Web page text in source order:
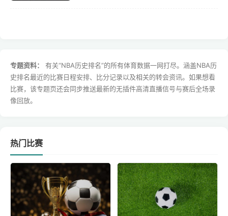
专题资料：
有关“NBA历史排名”的所有体育数据一网打尽。涵盖NBA历
史排名最近的比赛日程安排、比分记录以及相关的转会资讯。如果想看
比赛，该专题页还会同步推送最新的无插件高清直播信号与赛后全场录
像回放。
热门比赛